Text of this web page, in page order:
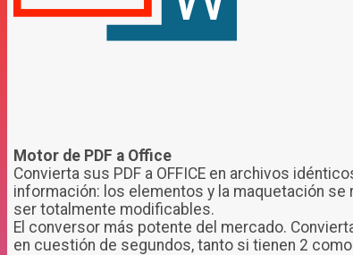
Motor de PDF a Office
Convierta sus PDF a OFFICE en archivos
información: los elementos y la maquetación
ser totalmente modificables.
El conversor más potente del mercado.
en cuestión de segundos, tanto si tienen 2